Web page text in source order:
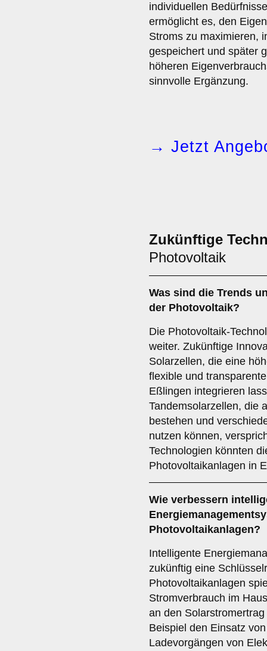
individuellen
ermöglicht es, den
Stroms zu maximieren,
gespeichert und später
höheren
sinnvolle Ergänzung.
→ Jetzt
Zukünftige
Photovoltaik
Was sind die Trends
der Photovoltaik?
Die Photovoltaik-
weiter. Zukünftige
Solarzellen, die eine
flexible und
Eßlingen integrieren
Tandemsolarzellen, die
bestehen und
nutzen können,
Technologien könnten
Photovoltaikanlagen in
Wie verbessern
Photovoltaikanlagen?
Intelligente
zukünftig eine
Photovoltaikanlagen
Stromverbrauch im
an den
Beispiel den Einsatz
Ladevorgängen von